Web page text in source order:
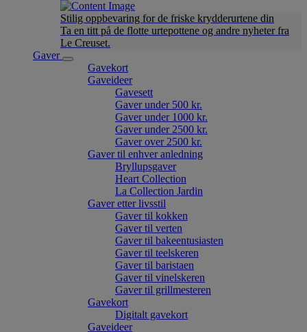
Stilig oppbevaring for de friske krydderurtene din
Ta en titt på de flotte urtepottene og andre nyheter fra
Le Creuset.
Gaver
Gavekort
Gaveideer
Gavesett
Gaver under 500 kr.
Gaver under 1000 kr.
Gaver under 2500 kr.
Gaver over 2500 kr.
Gaver til enhver anledning
Bryllupsgaver
Heart Collection
La Collection Jardin
Gaver etter livsstil
Gaver til kokken
Gaver til verten
Gaver til bakeentusiasten
Gaver til teelskeren
Gaver til baristaen
Gaver til vinelskeren
Gaver til grillmesteren
Gavekort
Digitalt gavekort
Gaveideer